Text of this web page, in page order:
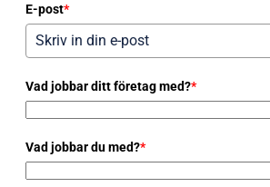
E-post*
Vad jobbar ditt företag med?*
Vad jobbar du med?*